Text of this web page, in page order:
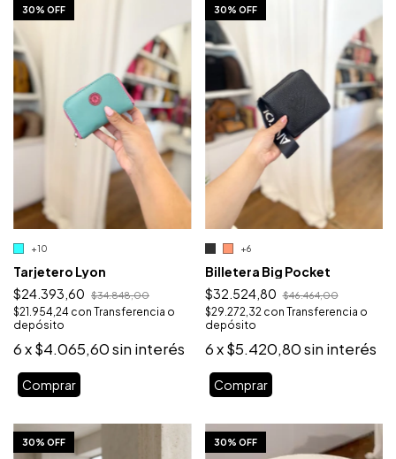
1/10
30% OFF
+10
Tarjetero Lyon
$24.393,60
$34.848,00
$21.954,24 con Transferencia o
depósito
6x$4.065,60sin interés
Comprar
1/10
30% OFF
+6
Billetera Big Pocket
$32.524,80 $46.464,00
$29.272,32 con Transferencia o
depósito
6x$5.420,80sin interés
Comprar
1/10
30% OFF 1/10
30% OFF